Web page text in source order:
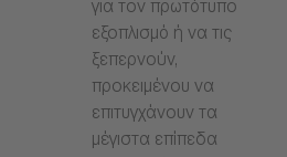
για τον πρωτότυπο
εξοπλισμό ή να τις
ξεπερνούν,
προκειμένου να
επιτυγχάνουν τα
μέγιστα επίπεδα